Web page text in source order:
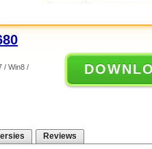
/ Win8 /
Reviews